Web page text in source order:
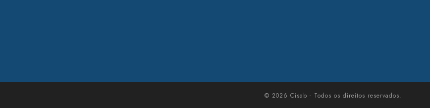
© 2026 Cisab - Todos os direitos reservados.